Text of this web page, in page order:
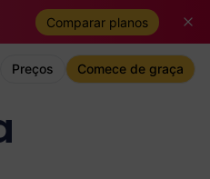
Comparar planos
Preços Comece de graça